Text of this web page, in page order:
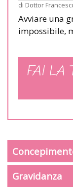
di Dottor
Avviare una
impossibile,
FAI LA
Gravidanza